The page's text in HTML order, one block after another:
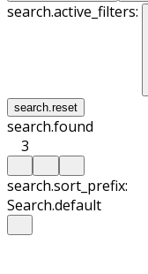
search.active_filters:
search.reset
search.found
3
search.sort_prefix:
Search.default